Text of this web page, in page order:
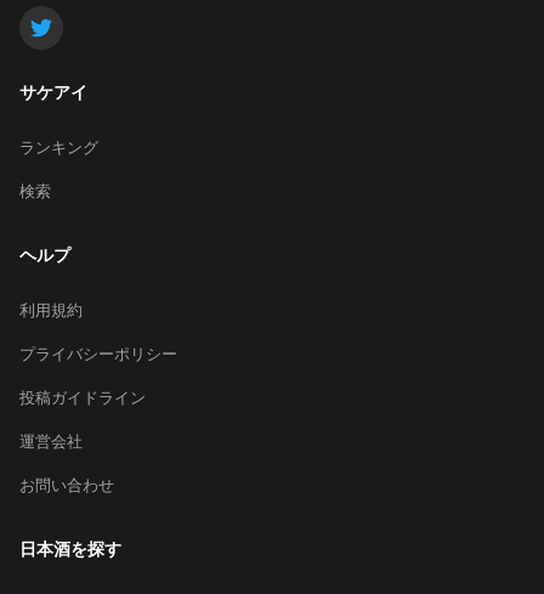
サケアイ
ランキング
検索
ヘルプ
利用規約
プライバシーポリシー
投稿ガイドライン
運営会社
お問い合わせ
日本酒を探す